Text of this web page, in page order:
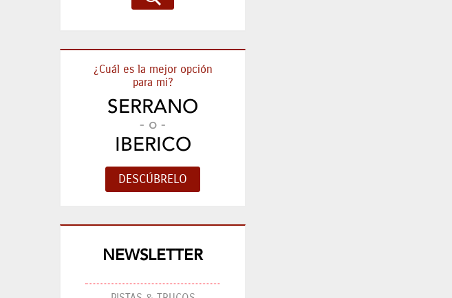
¿Cuál es la mejor opción
para mi?
SERRANO
- o -
IBERICO
NEWSLETTER